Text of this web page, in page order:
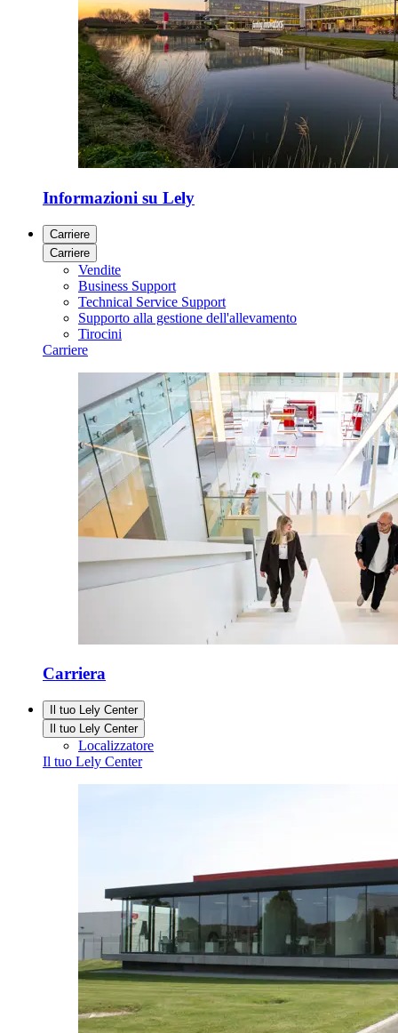
Informazioni su Lely
Carriere
Carriere
Vendite
Business Support
Technical Service Support
Supporto alla gestione dell'allevamento
Tirocini
Carriere
Carriera
Il tuo Lely Center
Il tuo Lely Center
Localizzatore
Il tuo Lely Center